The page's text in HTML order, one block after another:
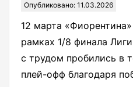
Опубликовано: 11.03.2026
12 марта
рамках 1/8 финала
с трудом пробились в
плей-офф благодаря